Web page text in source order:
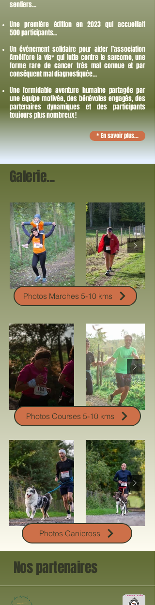
sentiers...
Une première édition en 2023 qui accueillait
500participants...
Un événement solidaire pour aider l’association
Améli’ore la vie* qui lutte contre le sarcome, une
forme rare de cancer très mal connue et par
conséquent mal diagnostiquée...
Une formidable aventure humaine partagée par
une équipe motivée, des bénévoles engagés, des
partenaires dynamiques et des participants
toujours plus nombreux !
* En savoir plus...
Galerie...
Photos Marches 5-10 kms
Photos Courses 5-10 kms
Photos Canicross
Nos partenaires